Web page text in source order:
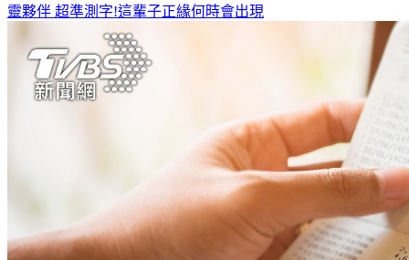
靈夥伴 超準測字!這輩子正緣何時會出現